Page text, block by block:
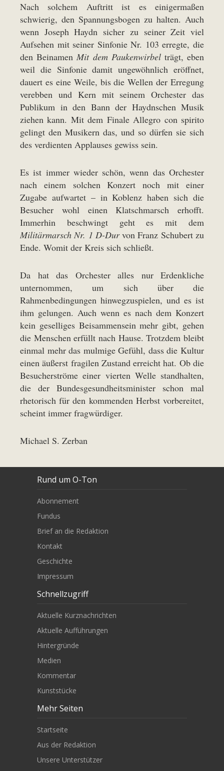
Nach solchem Auftritt ist es einigermaßen
schwierig, den Spannungsbogen zu halten. Auch
wenn Joseph Haydn sicher zu seiner Zeit viel
Aufsehen mit seiner Sinfonie Nr. 103 erregte, die
den BeinamenMit dem Paukenwirbelträgt, eben
weil die Sinfonie damit ungewöhnlich eröffnet,
dauert es eine Weile, bis die Wellen der Erregung
verebben und Kern mit seinem Orchester das
Publikum in den Bann der Haydnschen Musik
ziehen kann. Mit dem Finale Allegro con spirito
gelingt den Musikern das, und so dürfen sie sich
des verdienten Applauses gewiss sein.
Es ist immer wieder schön, wenn das Orchester
nach einem solchen Konzert noch mit einer
Zugabe aufwartet – in Koblenz haben sich die
Besucher wohl einen Klatschmarsch erhofft.
Immerhin beschwingt geht es mit dem
Militärmarsch Nr. 1 D-Durvon Franz Schubert zu
Ende. Womit der Kreis sich schließt.
Da hat das Orchester alles nur Erdenkliche
unternommen, um sich über die
Rahmenbedingungen hinwegzuspielen, und es ist
ihm gelungen. Auch wenn es nach dem Konzert
kein geselliges Beisammensein mehr gibt, gehen
die Menschen erfüllt nach Hause. Trotzdem bleibt
einmal mehr das mulmige Gefühl, dass die Kultur
einen äußerst fragilen Zustand erreicht hat. Ob die
Besucherströme einer vierten Welle standhalten,
die der Bundesgesundheitsminister schon mal
rhetorisch für den kommenden Herbst vorbereitet,
scheint immer fragwürdiger.
Michael S. Zerban
Rund um O-Ton
Abonnement
Fundus
Brief an die Redaktion
Kontakt
Geschichte
Impressum
Schnellzugriff
Aktuelle Kurznachrichten
Aktuelle Aufführungen
Hintergründe
Medien
Kommentar
Kunststücke
Mehr Seiten
Startseite
Aus der Redaktion
Unsere Unterstützer